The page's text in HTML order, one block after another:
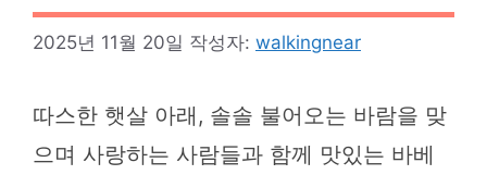
2025년 11월 20일 작성자: walkingnear
따스한 햇살 아래, 솔솔 불어오는 바람을 맞
으며 사랑하는 사람들과 함께 맛있는 바베